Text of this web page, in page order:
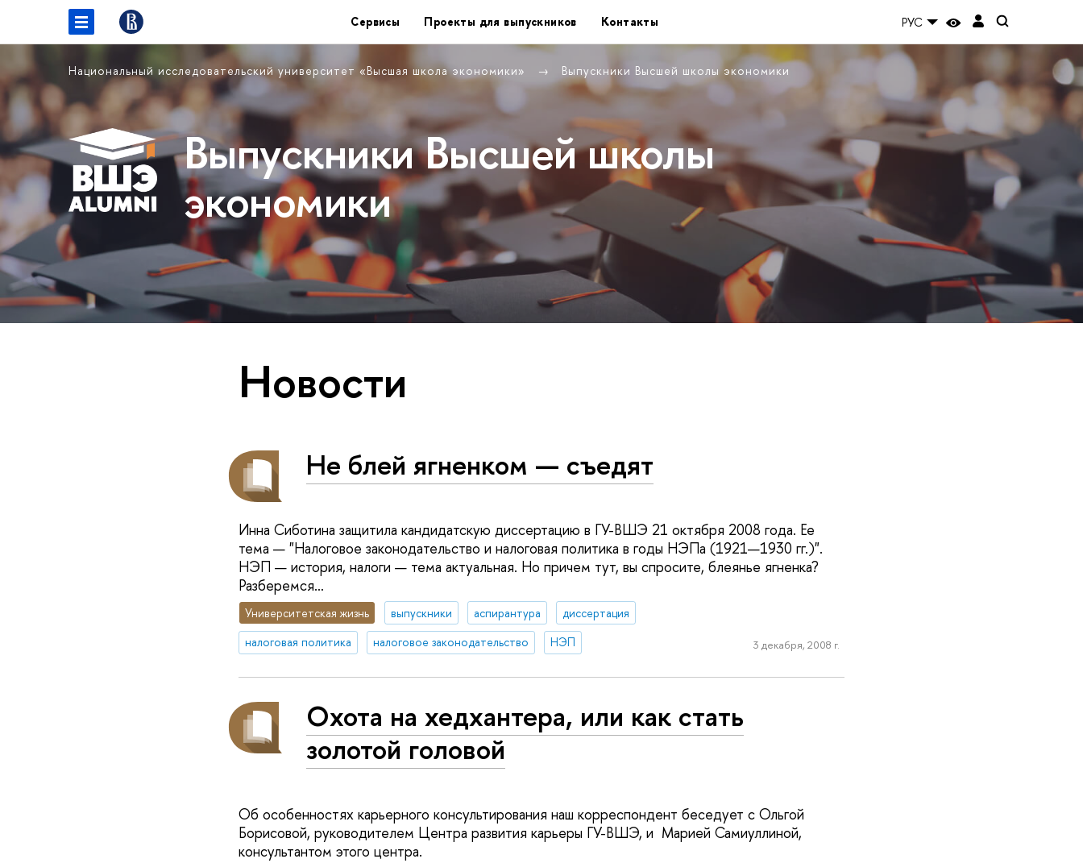
Сервисы Проекты для выпускников Контакты РУС
Национальный исследовательский университет «Высшая школа экономики» Выпускники Высшей школы экономики
Выпускники Высшей школы
экономики
Новости
Не блей ягненком — съедят
Инна Сиботина защитила кандидатскую диссертацию в ГУ-ВШЭ 21 октября 2008 года. Ее
тема — "Налоговое законодательство и налоговая политика в годы НЭПа (1921—1930 гг.)".
НЭП — история, налоги — тема актуальная. Но причем тут, вы спросите, блеянье ягненка?
Разберемся…
Университетская жизнь выпускники аспирантура
диссертация
налоговая политика
налоговое законодательство НЭП 3 декабря, 2008 г.
Охота на хедхантера, или как стать
золотой головой
Об особенностях карьерного консультирования наш корреспондент беседует с Ольгой
Борисовой, руководителем Центра развития карьеры ГУ-ВШЭ, и Марией Самиуллиной,
консультантом этого центра.